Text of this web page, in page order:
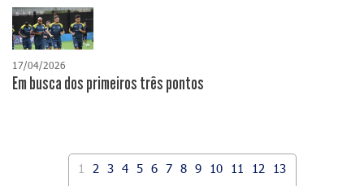
17/04/2026
​Em busca dos primeiros três pontos
1 2 3 4 5 6 7 8 9 10 11 12
13